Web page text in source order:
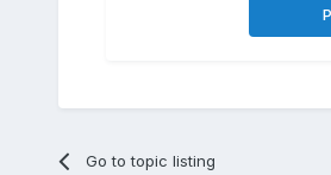
Go to topic listing